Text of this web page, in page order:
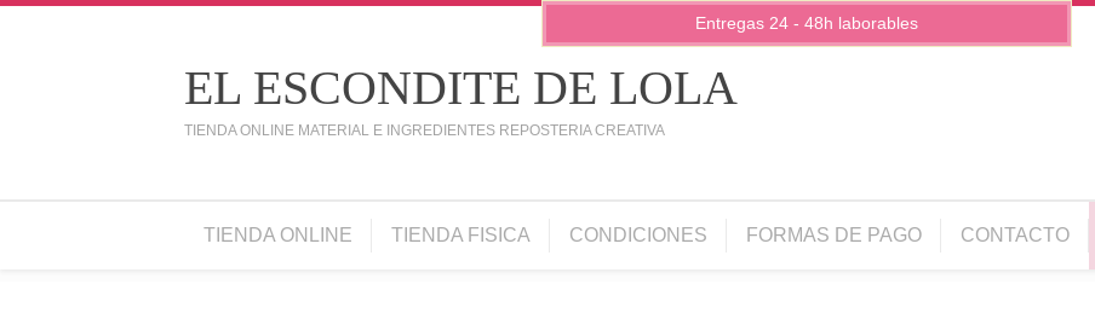
EL ESCONDITE DE LOLA
TIENDA ONLINE MATERIAL E INGREDIENTES REPOSTERIA CREATIVA
TIENDA ONLINE TIENDA FISICA CONDICIONES FORMAS DE PAGO CONTACTO
Entregas 24 - 48h laborables